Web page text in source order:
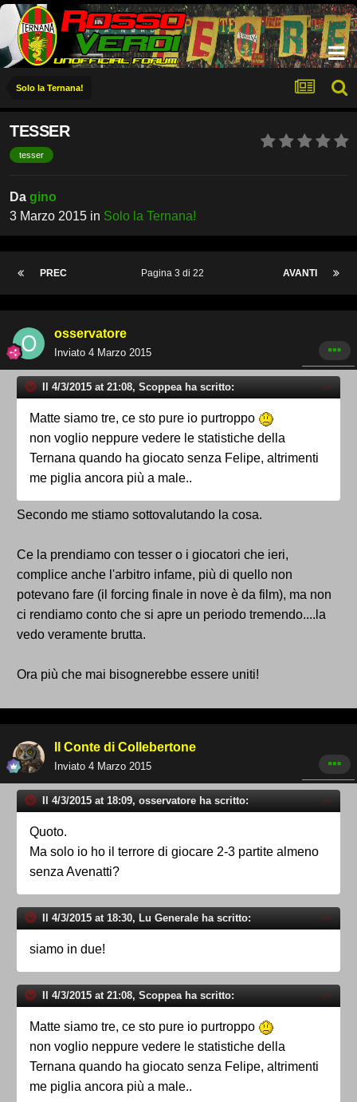
Solo la Ternana!
TESSER
tesser
Da gino
3 Marzo 2015 in Solo la Ternana!
PREC AVANTI
Pagina 3 di 22
osservatore
Inviato 4 Marzo 2015
Il 4/3/2015 at 21:08, Scoppea ha scritto:
Matte siamo tre, ce sto pure io purtroppo
non voglio neppure vedere le statistiche della
Ternana quando ha giocato senza Felipe, altrimenti
me piglia ancora più a male..
Secondo me stiamo sottovalutando la cosa.
Ce la prendiamo con tesser o i giocatori che ieri,
complice anche l'arbitro infame, più di quello non
potevano fare (il forcing finale in nove è da film), ma non
ci rendiamo conto che si apre un periodo tremendo....la
vedo veramente brutta.
Ora più che mai bisognerebbe essere uniti!
Il Conte di Collebertone
Inviato 4 Marzo 2015
Il 4/3/2015 at 18:09, osservatore ha scritto:
Quoto.
Ma solo io ho il terrore di giocare 2-3 partite almeno
senza Avenatti?
Il 4/3/2015 at 18:30, Lu Generale ha scritto:
siamo in due!
Il 4/3/2015 at 21:08, Scoppea ha scritto:
Matte siamo tre, ce sto pure io purtroppo
non voglio neppure vedere le statistiche della
Ternana quando ha giocato senza Felipe, altrimenti
me piglia ancora più a male..